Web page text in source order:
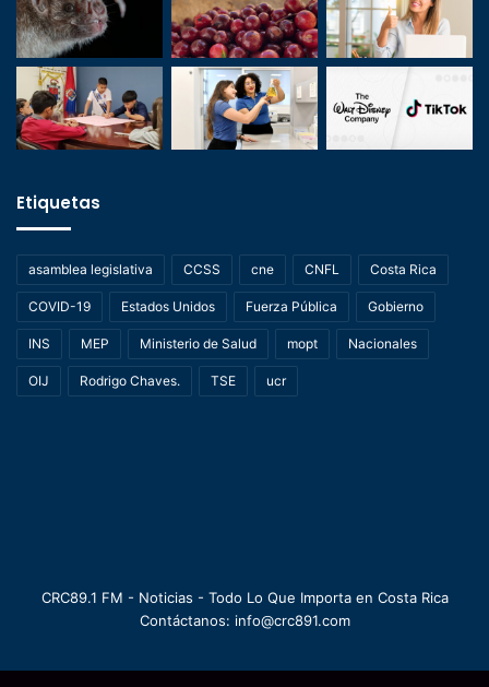
Etiquetas
asamblea legislativa CCSS cne CNFL Costa Rica
COVID-19 Estados Unidos Fuerza Pública Gobierno
INS MEP Ministerio de Salud mopt Nacionales
OIJ Rodrigo Chaves. TSE ucr
CRC89.1 FM - Noticias - Todo Lo Que Importa en Costa Rica
Contáctanos: info@crc891.com